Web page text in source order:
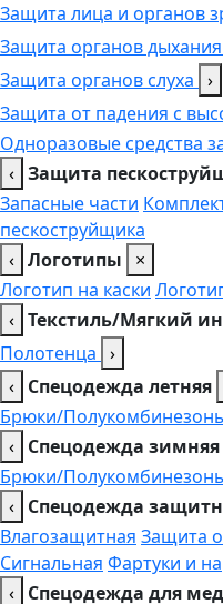
Защита лица и органов
Защита органов дыхания
Защита органов слуха ›
Защита от падения с
Одноразовые средства
‹ Защита
Запасные части
пескоструйщика
‹ Логотипы
×
Логотип на каски
‹ Текстиль/Мягкий
Полотенца ›
‹ Спецодежда летняя
Брюки/
‹ Спецодежда зимняя
Брюки/
‹ Спецодежда
Влагозащитная Защита
Сигнальная Фартуки и
‹ Спецодежда для